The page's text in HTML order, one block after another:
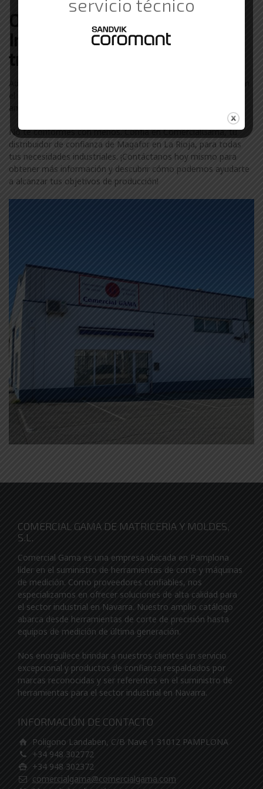
Otras marcas de Suministros
Industriales con las que
trabajamos en La Rioja
Además de Magafor, colaboramos con otras marcas líderes en
el sector industrial en La Rioja. Descubre más sobre nuestra
amplia gama de marcas visitando nuestra
No te conformes con menos. Confía en ComercialGama, tu
distribuidor de confianza de Magafor en La Rioja, para todas
tus necesidades industriales. ¡Contáctanos hoy mismo para
obtener más información y descubrir cómo podemos ayudarte
a alcanzar tus objetivos de producción!
COMERCIAL GAMA DE MATRICERIA Y MOLDES,
S.L.
Comercial Gama es una empresa ubicada en Pamplona
líder en el suministro de herramientas de corte y máquinas
de medición. Como proveedores confiables, nos
especializamos en ofrecer soluciones de alta calidad para
el sector industrial en Navarra. Nuestro amplio catálogo
abarca desde herramientas de corte de precisión hasta
equipos de medición de última generación.
Nos enorgullece brindar a nuestros clientes un servicio
excepcional y productos de confianza respaldados por
marcas reconocidas y ser referentes en el suministro de
herramientas para el sector industrial en Navarra.
INFORMACIÓN DE CONTACTO
Poligono Landaben, C/B Nave 1 31012 PAMPLONA
+34 948 302772
+34 948 302372
comercialgama@comercialgama.com
servicio técnico